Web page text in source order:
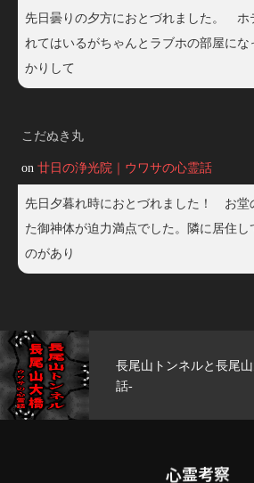
先日曇りの夕方におとづれました。 ホ
れてはいるがちゃんとラブホの部屋にな
かりして
こだぬき丸
on 廿日の浄光院｜ウワサの心霊話
先日夕暮れ時におとづれました！ お堂
た御神体が迫力満点でした。隣に居住し
のがあり
心霊
玄武洞公園
心霊考察